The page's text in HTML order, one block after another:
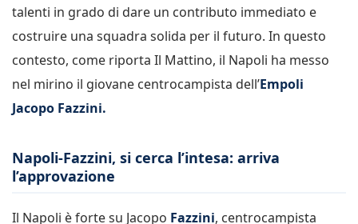
talenti in grado di dare un contributo immediato e
costruire una squadra solida per il futuro. In questo
contesto, come riporta Il Mattino, il Napoli ha messo
nel mirino il giovane centrocampista dell’Empoli
Jacopo Fazzini.
Napoli-Fazzini, si cerca l’intesa: arriva
l’approvazione
Il Napoli è forte su Jacopo Fazzini, centrocampista